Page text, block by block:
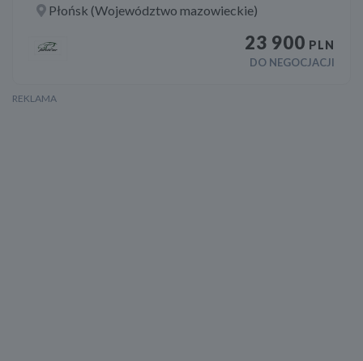
Płońsk (Województwo mazowieckie)
23 900 PLN
DO NEGOCJACJI